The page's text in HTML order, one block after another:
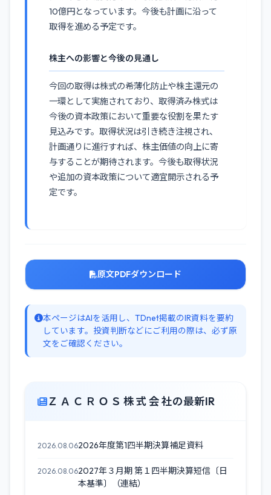
10億円となっています。今後も計画に沿って
取得を進める予定です。
株主への影響と今後の見通し
今回の取得は株式の希薄化防止や株主還元の
一環として実施されており、取得済み株式は
今後の資本政策において重要な役割を果たす
見込みです。取得状況は引き続き注視され、
計画通りに進行すれば、株主価値の向上に寄
与することが期待されます。今後も取得状況
や追加の資本政策について適宜開示される予
定です。
原文PDFダウンロード
本ページはAIを活用し、TDnet掲載のIR資料を要約
しています。投資判断などにご利用の際は、必ず原
文をご確認ください。
Ｚ Ａ Ｃ Ｒ Ｏ Ｓ 株 式 会 社の最新IR
2026.08.062026年度第1四半期決算補足資料
2026.08.062027年３月期 第１四半期決算短信〔日
本基準〕（連結）